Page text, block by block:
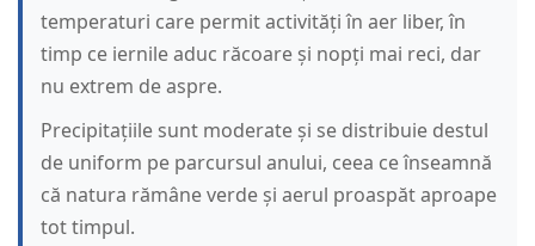
temperaturi care permit activități în aer liber, în
timp ce iernile aduc răcoare și nopți mai reci, dar
nu extrem de aspre.
Precipitațiile sunt moderate și se distribuie destul
de uniform pe parcursul anului, ceea ce înseamnă
că natura rămâne verde și aerul proaspăt aproape
tot timpul.